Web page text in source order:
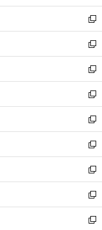
開
く
ウ
で
開
く
ン
ド
ウ
で
開
く
ウ
ィ
ン
ド
ウ
で
開
く
新
し
い
ウ
ィ
ン
ド
ウ
で
開
く
新
し
い
ウ
ィ
ン
ド
ウ
で
開
く
新
し
い
ウ
ィ
ン
ド
ウ
で
開
く
新
し
い
ウ
ィ
ン
ド
ウ
で
開
く
新
し
い
ウ
ィ
ン
ド
ウ
で
新
し
い
ウ
ィ
ン
ド
新
し
い
ウ
ィ
新
し
い
新